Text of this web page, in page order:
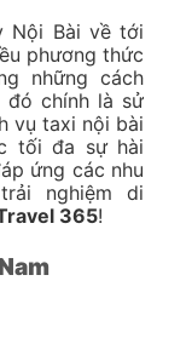
Nội Bài về tới
phương thức
những cách
đó chính là sử
vụ taxi nội bài
tối đa sự hài
ứng các nhu
nghiệm di
365!